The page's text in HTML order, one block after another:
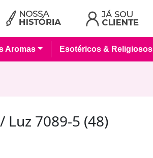
Aromas Esotéricos & Religiosos
Luz 7089-5 (48)